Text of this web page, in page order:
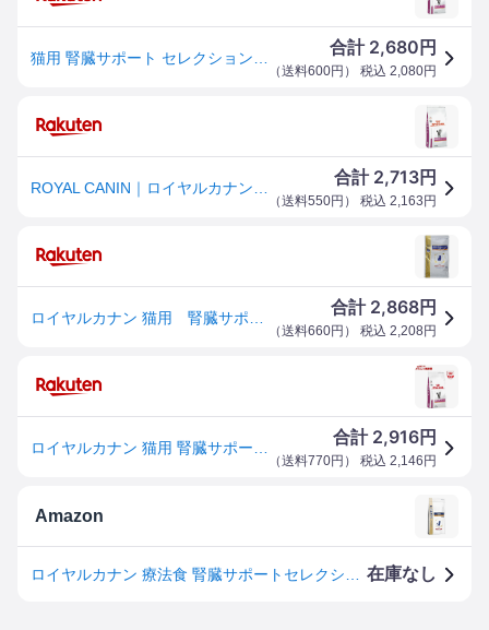
合計 2,680 円
（送料600円 ） 税込 2,080円
合計 2,713円
（送料550円 ） 税込 2,163 円
合計 2,868円
（送料660円 ） 税込 2,208 円
合計 2,916円
（送料770円 ） 税込 2,146 円
Amazon
在庫なし